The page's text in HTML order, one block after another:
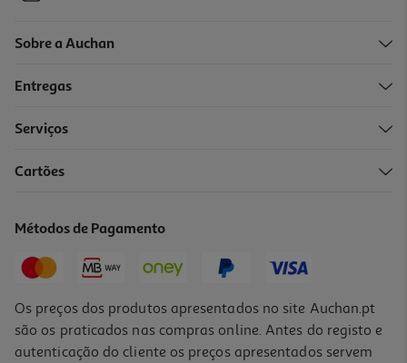
-10%
11,90 € PVP de editor
Sobre a Auchan
Entregas
Serviços
Cartões
Métodos de Pagamento
Os preços dos produtos apresentados no site Auchan.pt
são os praticados nas compras online. Antes do registo e
autenticação do cliente os preços apresentados servem